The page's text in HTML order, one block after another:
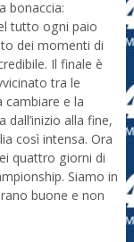
bonaccia:
tutto ogni paio
dei momenti di
Il finale è
tra le
cambiare e la
alla fine,
così intensa. Ora
quattro giorni di
Siamo in
buone e non